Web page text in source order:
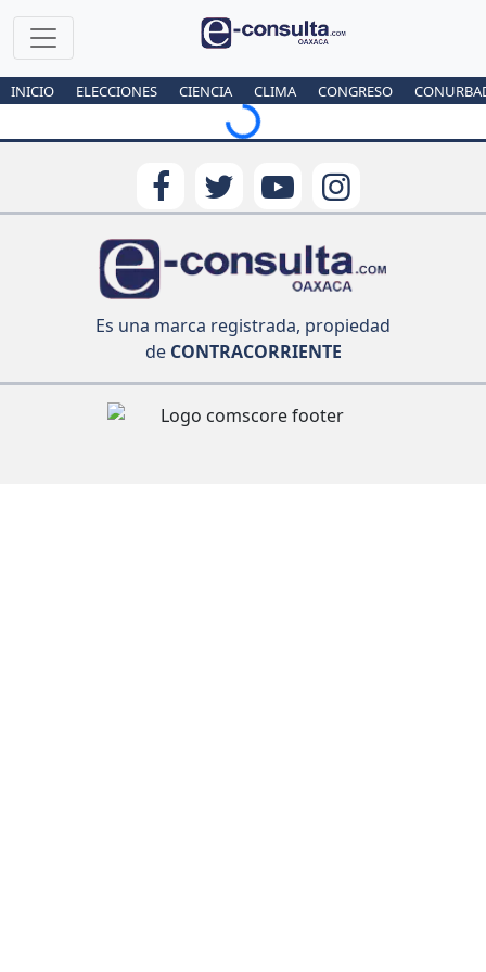
INICIO ELECCIONES CIENCIA CLIMA CONGRESO
Loading...
Es una marca registrada, propiedad
deCONTRACORRIENTE